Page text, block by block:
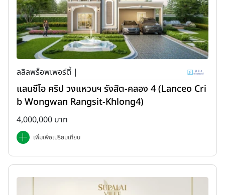
ลลิลพร็อพเพอร์ตี้ |
แลนซีโอ คริป วงแหวนฯ รังสิต-คลอง 4 (Lanceo Cri
b Wongwan Rangsit-Khlong4)
4,000,000 บาท
เพิ่มเพื่อเปรียบเทียบ